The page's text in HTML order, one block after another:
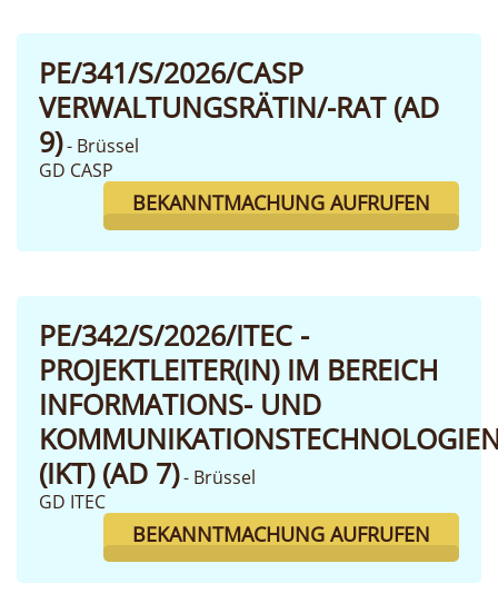
PE/341/S/2026/CASP
VERWALTUNGSRÄTIN/-RAT (AD
9)- Brüssel
GD CASP
BEKANNTMACHUNG AUFRUFEN
PE/342/S/2026/ITEC -
PROJEKTLEITER(IN) IM BEREICH
INFORMATIONS- UND
(IKT) (AD 7)- Brüssel
GD ITEC
BEKANNTMACHUNG AUFRUFEN